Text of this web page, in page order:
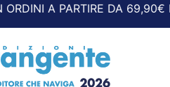
A PARTIRE DA 69,90€